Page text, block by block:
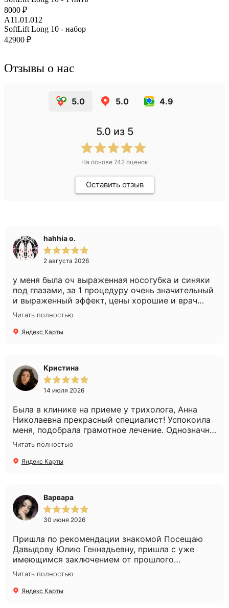
8000 ₽
A11.01.012
SoftLift Long 10 - набор
42900 ₽
Отзывы о нас
5.0 5.0 4.9
5.0 из 5
На основе 742 оценок
Оставить отзыв
hahhia o.
2 августа 2026
у меня была оч выраженная носогубка и синяки
под глазами, за 1 процедуру очень значительный
и выраженный эффект, цены хорошие и врач
очень слэйный, советы очень хорошие дает,
Читать полностью
Яндекс Карты
Кристина
14 июля 2026
Была в клинике на приеме у трихолога, Анна
Николаевна прекрасный специалист! Успокоила
меня, подобрала грамотное лечение. Однозначно
рекомендую!
Читать полностью
Яндекс Карты
Варвара
30 июня 2026
Пришла по рекомендации знакомой Посещаю
Давыдову Юлию Геннадьевну, пришла с уже
имеющимся заключением от прошлого
специалиста, но у меня всё равно собрали
анамнез и уточнили дополнительные детали.
Всегда дают новые пробники средств,
Читать полностью
Яндекс Карты